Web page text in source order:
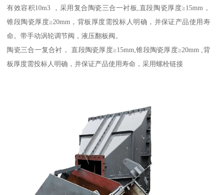
有效容积10m3 ，采用复合陶瓷三合一衬板,直段陶瓷厚度≥15mm，
锥段陶瓷厚度≥20mm，背板厚度需投标人明确，并保证产品使用寿
命。带手动涡轮调节阀，液压翻板阀。
陶瓷三合一复合衬， 直段陶瓷厚度≥15mm,锥段陶瓷厚度≥20mm ,背
板厚度需投标人明确，并保证产品使用寿命，采用螺栓链接